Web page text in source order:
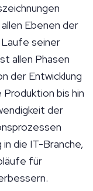
Ebenen der
seiner
allen Phasen
der Entwicklung
Produktion bis hin
der
die IT-Branche,
für